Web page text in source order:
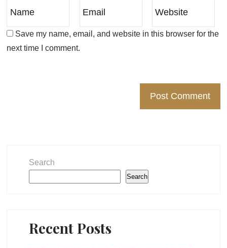
Save my name, email, and website in this browser for the
next time I comment.
Search
Search
Recent Posts